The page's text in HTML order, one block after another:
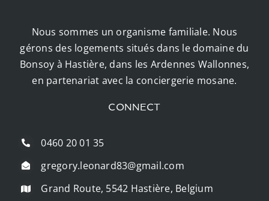
Nous sommes un organisme familiale. Nous
gérons des logements situés dans le domaine du
Bonsoy à Hastière, dans les Ardennes Wallonnes,
en partenariat avec la conciergerie mosane.
CONNECT
0460 20 01 35
gregory.leonard83@gmail.com
Grand Route, 5542 Hastière, Belgium